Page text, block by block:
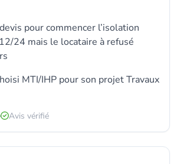
pour commencer l’isolation
24 mais le locataire à refusé
MTI/IHP pour son projet Travaux
Avis vérifié